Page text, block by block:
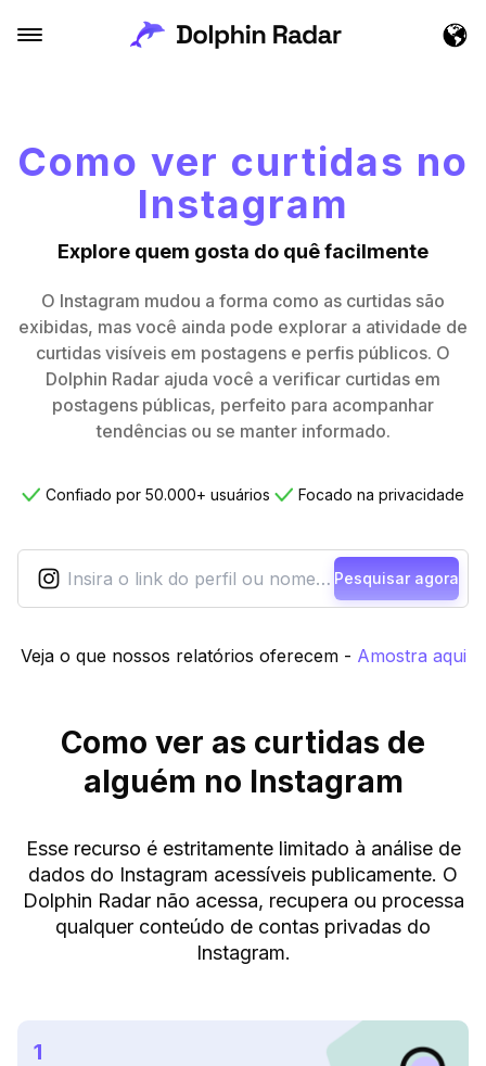
Como ver curtidas no
Instagram
Explore quem gosta do quê facilmente
O Instagram mudou a forma como as curtidas são
exibidas, mas você ainda pode explorar a atividade de
curtidas visíveis em postagens e perfis públicos. O
Dolphin Radar ajuda você a verificar curtidas em
postagens públicas, perfeito para acompanhar
tendências ou se manter informado.
Confiado por 50.000+ usuários Focado na privacidade
Pesquisar agora
Veja o que nossos relatórios oferecem- Amostra aqui
Como ver as curtidas de
alguém no Instagram
Esse recurso é estritamente limitado à análise de
dados do Instagram acessíveis publicamente. O
Dolphin Radar não acessa, recupera ou processa
qualquer conteúdo de contas privadas do
Instagram.
1